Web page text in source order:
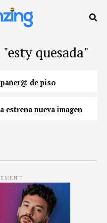
quesada"
de piso
estrena nueva imagen